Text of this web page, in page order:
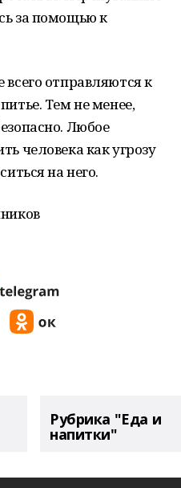
за помощью к
отправляются к
Тем не менее,
Любое
человека как угрозу
на него.
Рубрика "Еда и
напитки"